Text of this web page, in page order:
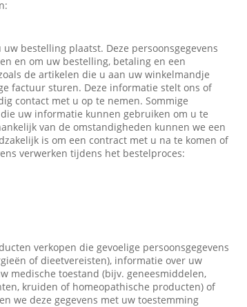
bestelling plaatst. Deze persoonsgegevens
en om uw bestelling, betaling en een
de artikelen die u aan uw winkelmandje
factuur sturen. Deze informatie stelt ons of
contact met u op te nemen. Sommige
uw informatie kunnen gebruiken om u te
van de omstandigheden kunnen we een
is om een contract met u na te komen of
verwerken tijdens het bestelproces:
verkopen die gevoelige persoonsgegevens
of dieetvereisten), informatie over uw
medische toestand (bijv. geneesmiddelen,
kruiden of homeopathische producten) of
we deze gegevens met uw toestemming